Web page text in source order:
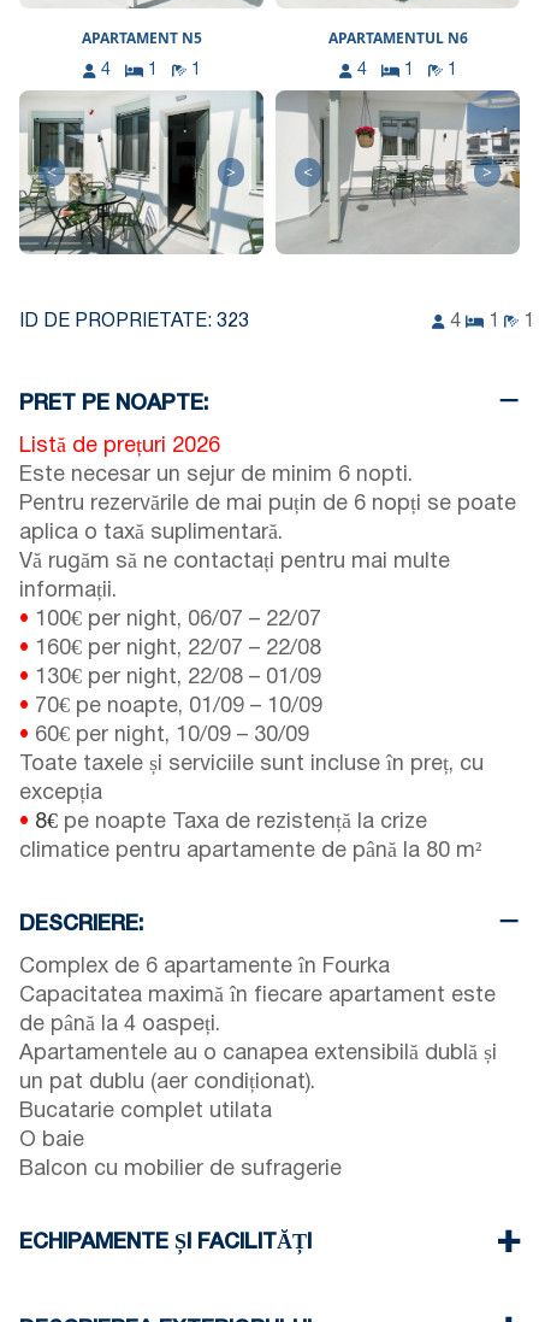
APARTAMENT N5
4 1 1
< >
APARTAMENTUL N6
4 1 1
< >
ID DE PROPRIETATE: 323 4 1 1
PRET PE NOAPTE:
Listă de prețuri 2026
Este necesar un sejur de minim 6 nopti.
Pentru rezervările de mai puțin de 6 nopți se poate
aplica o taxă suplimentară.
Vă rugăm să ne contactați pentru mai multe
informații.
• 100€ per night, 06/07 – 22/07
• 160€ per night, 22/07 – 22/08
• 130€ per night, 22/08 – 01/09
• 70€ pe noapte, 01/09 – 10/09
• 60€ per night, 10/09 – 30/09
Toate taxele și serviciile sunt incluse în preț, cu
excepția
• 8€ pe noapte Taxa de rezistență la crize
climatice pentru apartamente de până la 80 m²
DESCRIERE:
Complex de 6 apartamente în Fourka
Capacitatea maximă în fiecare apartament este
de până la 4 oaspeți.
Apartamentele au o canapea extensibilă dublă și
un pat dublu (aer condiționat).
Bucatarie complet utilata
O baie
Balcon cu mobilier de sufragerie
ECHIPAMENTE ȘI FACILITĂȚI
Un aparat de aer condiționat